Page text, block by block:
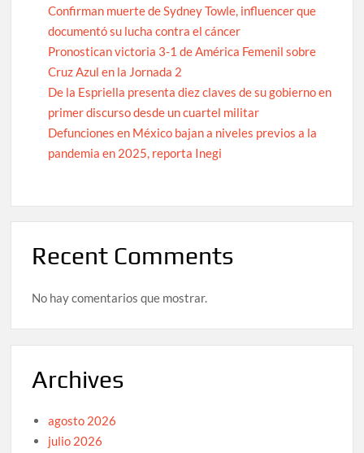
Confirman muerte de Sydney Towle, influencer que
documentó su lucha contra el cáncer
Pronostican victoria 3-1 de América Femenil sobre
Cruz Azul en la Jornada 2
De la Espriella presenta diez claves de su gobierno en
primer discurso desde un cuartel militar
Defunciones en México bajan a niveles previos a la
pandemia en 2025, reporta Inegi
Recent Comments
No hay comentarios que mostrar.
Archives
agosto 2026
julio 2026